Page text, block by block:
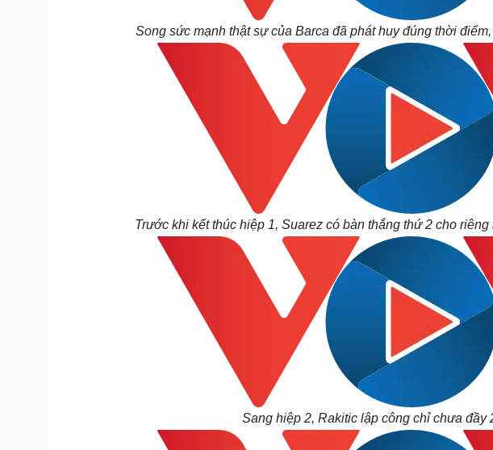
Song sức mạnh thật sự của Barca đã phát huy đúng thời
Trước khi kết thúc hiệp 1, Suarez có bàn thắng thứ 2 cho
Sang hiệp 2, Rakitic lập công chỉ chưa đầy